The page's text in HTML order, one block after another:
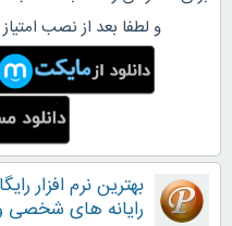
و لطفا بعد از نصب
رایانه های شخصی